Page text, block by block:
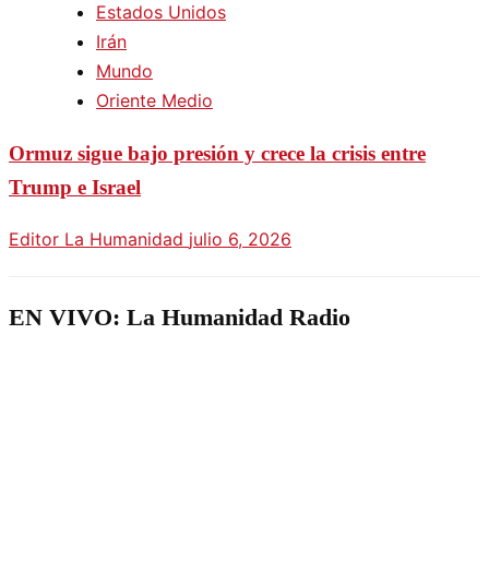
Estados Unidos
Irán
Mundo
Oriente Medio
Ormuz sigue bajo presión y crece la crisis entre
Trump e Israel
Editor La Humanidad julio 6, 2026
EN VIVO: La Humanidad Radio